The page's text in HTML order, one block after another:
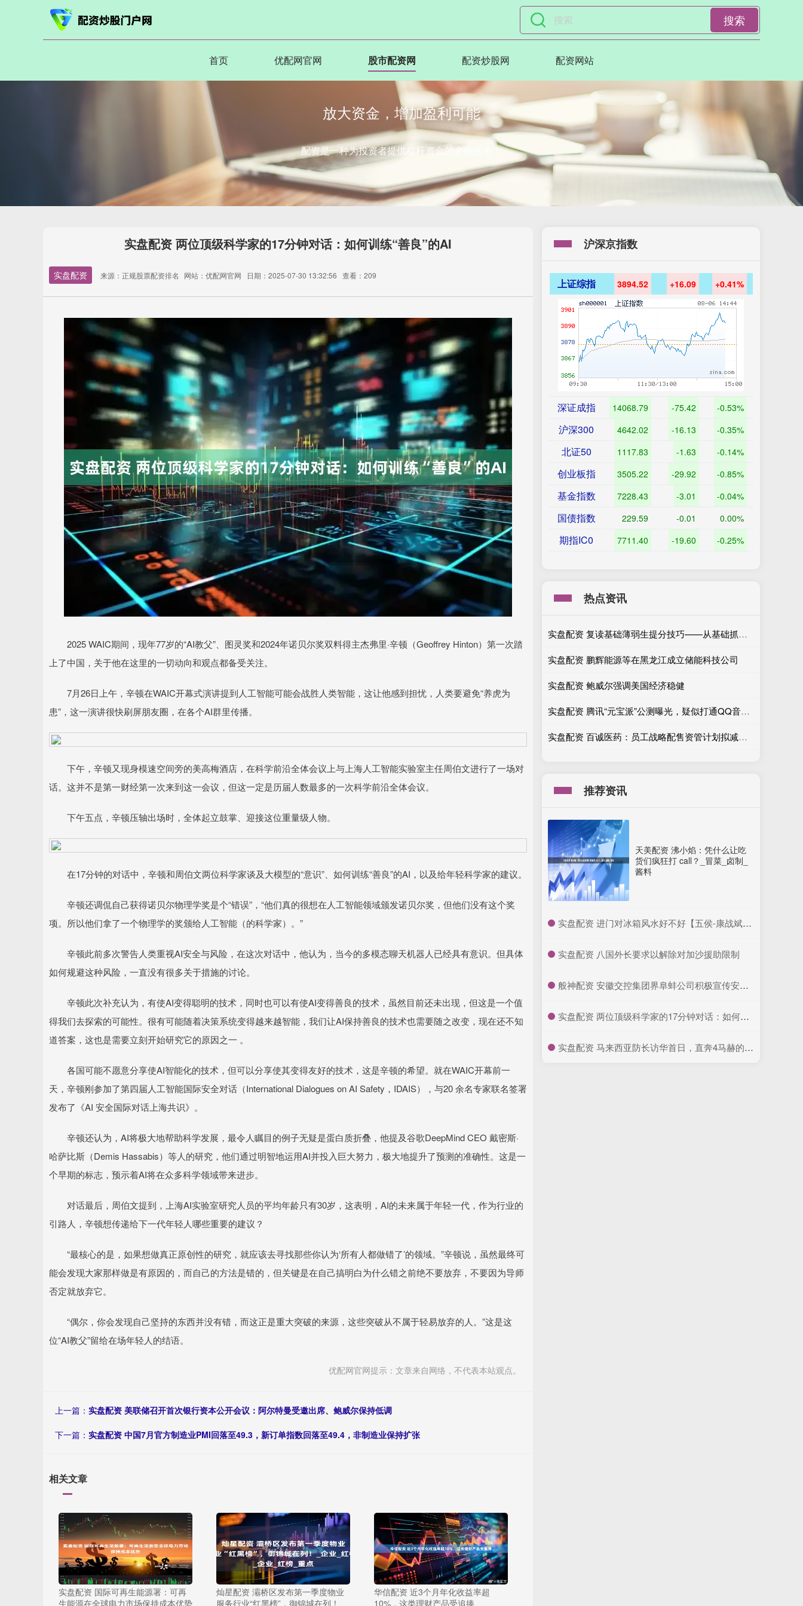
搜索
首页 优配网官网 股市配资网 配资炒股网 配资网站
放大资金，增加盈利可能
配资是一种为投资者提供杠杆资金的金融服务！
实盘配资 两位顶级科学家的17分钟对话：如何训练“善良”的AI
实盘配资 来源：正规股票配资排名 网站：优配网官网 日期：2025-07-30 13:32:56 查看：209
2025 WAIC期间，现年77岁的“AI教父”、图灵奖和2024年诺贝尔奖双料得主杰弗里·辛顿（Geoffrey Hinton）第一次踏
上了中国，关于他在这里的一切动向和观点都备受关注。
7月26日上午，辛顿在WAIC开幕式演讲提到人工智能可能会战胜人类智能，这让他感到担忧，人类要避免“养虎为
患”，这一演讲很快刷屏朋友圈，在各个AI群里传播。
下午，辛顿又现身模速空间旁的美高梅酒店，在科学前沿全体会议上与上海人工智能实验室主任周伯文进行了一场对
话。这并不是第一财经第一次来到这一会议，但这一定是历届人数最多的一次科学前沿全体会议。
下午五点，辛顿压轴出场时，全体起立鼓掌、迎接这位重量级人物。
在17分钟的对话中，辛顿和周伯文两位科学家谈及大模型的“意识”、如何训练“善良”的AI，以及给年轻科学家的建议。
辛顿还调侃自己获得诺贝尔物理学奖是个“错误”，“他们真的很想在人工智能领域颁发诺贝尔奖，但他们没有这个奖
项。所以他们拿了一个物理学的奖颁给人工智能（的科学家）。”
辛顿此前多次警告人类重视AI安全与风险，在这次对话中，他认为，当今的多模态聊天机器人已经具有意识。但具体
如何规避这种风险，一直没有很多关于措施的讨论。
辛顿此次补充认为，有使AI变得聪明的技术，同时也可以有使AI变得善良的技术，虽然目前还未出现，但这是一个值
得我们去探索的可能性。很有可能随着决策系统变得越来越智能，我们让AI保持善良的技术也需要随之改变，现在还不知
道答案，这也是需要立刻开始研究它的原因之一 。
各国可能不愿意分享使AI智能化的技术，但可以分享使其变得友好的技术，这是辛顿的希望。就在WAIC开幕前一
天，辛顿刚参加了第四届人工智能国际安全对话（International Dialogues on AI Safety，IDAIS），与20 余名专家联名签署
发布了《AI 安全国际对话上海共识》。
辛顿还认为，AI将极大地帮助科学发展，最令人瞩目的例子无疑是蛋白质折叠，他提及谷歌DeepMind CEO 戴密斯·
哈萨比斯（Demis Hassabis）等人的研究，他们通过明智地运用AI并投入巨大努力，极大地提升了预测的准确性。这是一
个早期的标志，预示着AI将在众多科学领域带来进步。
对话最后，周伯文提到，上海AI实验室研究人员的平均年龄只有30岁，这表明，AI的未来属于年轻一代，作为行业的
引路人，辛顿想传递给下一代年轻人哪些重要的建议？
“最核心的是，如果想做真正原创性的研究，就应该去寻找那些你认为‘所有人都做错了’的领域。”辛顿说，虽然最终可
能会发现大家那样做是有原因的，而自己的方法是错的，但关键是在自己搞明白为什么错之前绝不要放弃，不要因为导师
否定就放弃它。
“偶尔，你会发现自己坚持的东西并没有错，而这正是重大突破的来源，这些突破从不属于轻易放弃的人。”这是这
位“AI教父”留给在场年轻人的结语。
优配网官网提示：文章来自网络，不代表本站观点。
上一篇： 实盘配资 美联储召开首次银行资本公开会议：阿尔特曼受邀出席、鲍威尔保持低调
下一篇： 实盘配资 中国7月官方制造业PMI回落至49.3，新订单指数回落至49.4，非制造业保持扩张
相关文章
实盘配资 国际可再生能源署：可再
生能源在全球电力市场保持成本优势
灿星配资 灞桥区发布第一季度物业
服务行业“红黑榜”，御锦城在列！_
华信配资 近3个月年化收益率超
10%，这类理财产品受追捧
沪深京指数
上证综指 3894.52 +16.09 +0.41%
深证成指 14068.79 -75.42 -0.53%
沪深300 4642.02 -16.13 -0.35%
北证50 1117.83 -1.63 -0.14%
创业板指 3505.22 -29.92 -0.85%
基金指数 7228.43 -3.01 -0.04%
国债指数 229.59 -0.01 0.00%
期指IC0 7711.40 -19.60 -0.25%
热点资讯
实盘配资 复读基础薄弱生提分技巧——从基础抓起，循序渐进，稳步提升
实盘配资 鹏辉能源等在黑龙江成立储能科技公司
实盘配资 鲍威尔强调美国经济稳健
实盘配资 腾讯“元宝派”公测曝光，疑似打通QQ音乐、腾讯视频资源
实盘配资 百诚医药：员工战略配售资管计划拟减持不超0.5077%股份
推荐资讯
天美配资 沸小焰：凭什么让吃
货们疯狂打 call？_冒菜_卤制_
酱料
​实盘配资 进门对冰箱风水好不好【五侯-康战斌】_文化_郭千伟_厨房
​实盘配资 八国外长要求以解除对加沙援助限制
​般神配资 安徽交控集团界阜蚌公司积极宣传安徽省高速公路差异化收费政策_大皖新闻 | 安徽网
​实盘配资 两位顶级科学家的17分钟对话：如何训练“善良”的AI
​实盘配资 马来西亚防长访华首日，直奔4马赫的鹰击